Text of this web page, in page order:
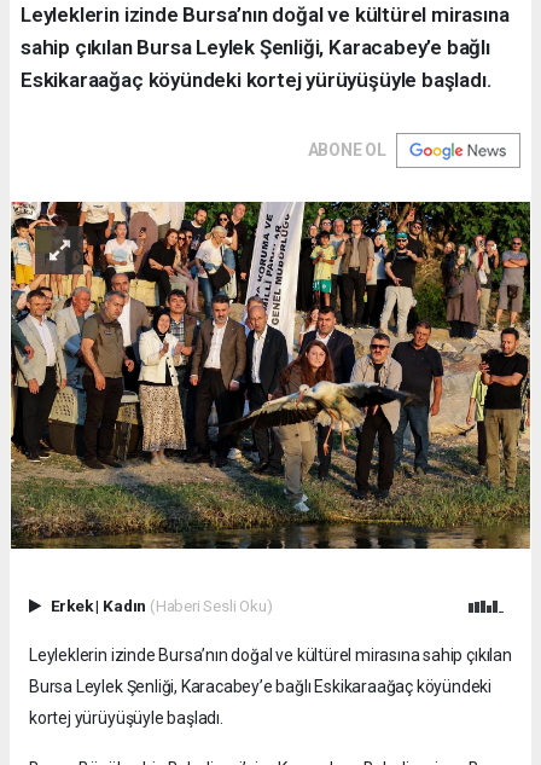
Leyleklerin izinde Bursa’nın doğal ve kültürel mirasına
sahip çıkılan Bursa Leylek Şenliği, Karacabey’e bağlı
Eskikaraağaç köyündeki kortej yürüyüşüyle başladı.
ABONE OL
Erkek| Kadın (Haberi Sesli Oku)
Leyleklerin izinde Bursa’nın doğal ve kültürel mirasına sahip çıkılan
Bursa Leylek Şenliği, Karacabey’e bağlı Eskikaraağaç köyündeki
kortej yürüyüşüyle başladı.